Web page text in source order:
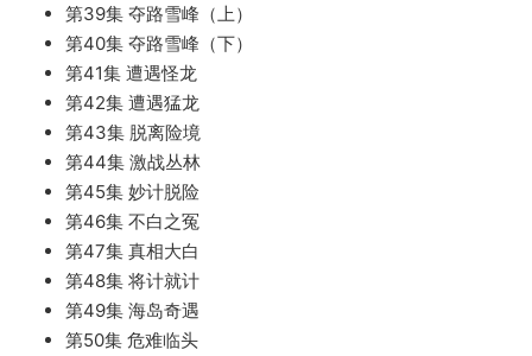
第39集 夺路雪峰（上）
第40集 夺路雪峰（下）
第41集 遭遇怪龙
第42集 遭遇猛龙
第43集 脱离险境
第44集 激战丛林
第45集 妙计脱险
第46集 不白之冤
第47集 真相大白
第48集 将计就计
第49集 海岛奇遇
第50集 危难临头